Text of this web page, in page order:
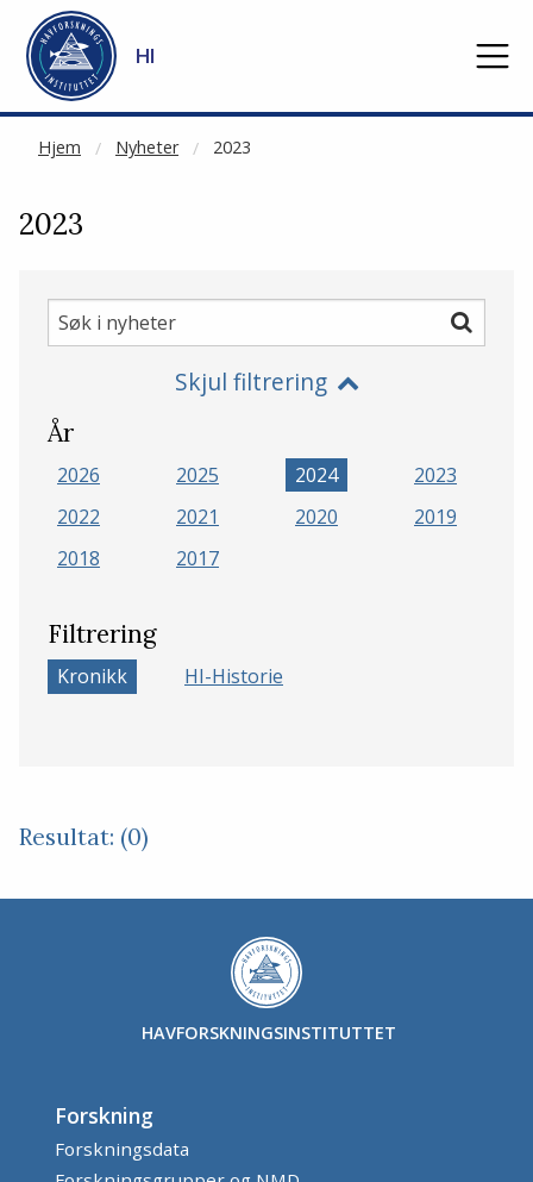
Gå til hovedinnhold
HI
Hjem Nyheter 2023
NOT CACHED
2023
Søk
i
Søk
Skjul filtrering
År
2026 2025 2024
2023
2022
2021 2020
2019
2018
2017
Filtrering
Kronikk HI-Historie
Resultat: (0)
HAVFORSKNINGSINSTITUTTET
Forskning
Forskningsdata